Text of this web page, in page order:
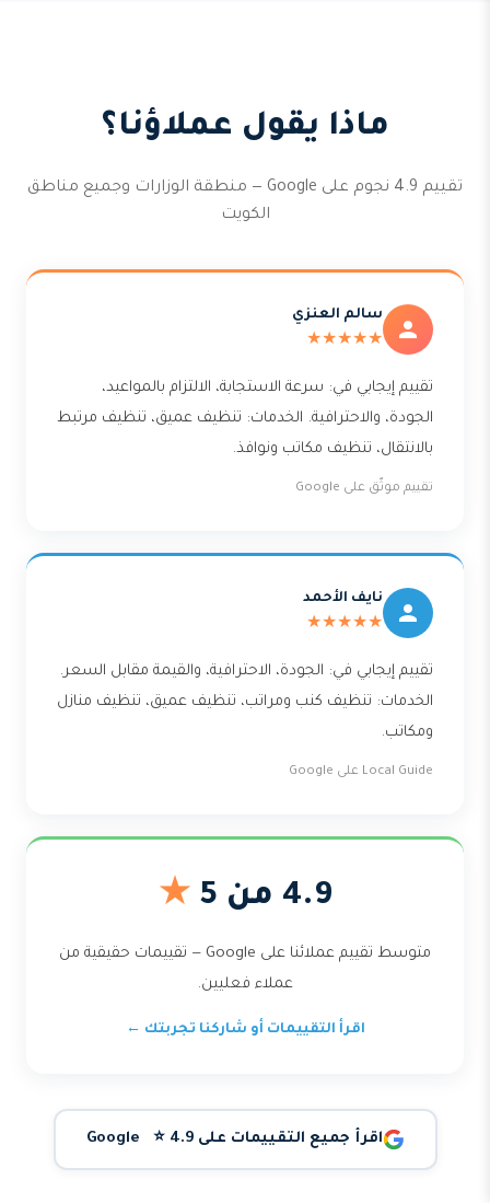
ماذا يقول عملاؤنا؟
تقييم 4.9 نجوم على Google — منطقة الوزارات وجميع مناطق
الكويت
سالم العنزي
★★★★★
تقييم إيجابي في: سرعة الاستجابة، الالتزام بالمواعيد،
الجودة، والاحترافية. الخدمات: تنظيف عميق، تنظيف مرتبط
بالانتقال، تنظيف مكاتب ونوافذ.
تقييم موثّق على Google
نايف الأحمد
★★★★★
تقييم إيجابي في: الجودة، الاحترافية، والقيمة مقابل السعر.
الخدمات: تنظيف كنب ومراتب، تنظيف عميق، تنظيف منازل
ومكاتب.
Local Guide على Google
4.9 من 5 ★
متوسط تقييم عملائنا على Google — تقييمات حقيقية من
عملاء فعليين.
اقرأ التقييمات أو شاركنا تجربتك ←
اقرأ جميع التقييمات على Google ⭐ 4.9